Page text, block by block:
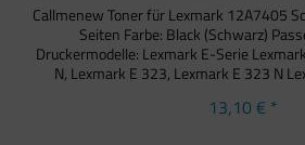
Callmenew Toner für Lexmark 12A7405
Seiten Farbe: Black (Schwarz)
Druckermodelle: Lexmark E-Serie
N, Lexmark E 323, Lexmark E 323 N
13,10 € *